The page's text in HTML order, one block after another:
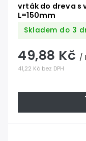
vrták do dreva s
L=150mm
Skladem do 3
41,22 Kč bez DPH
49,88 Kč /